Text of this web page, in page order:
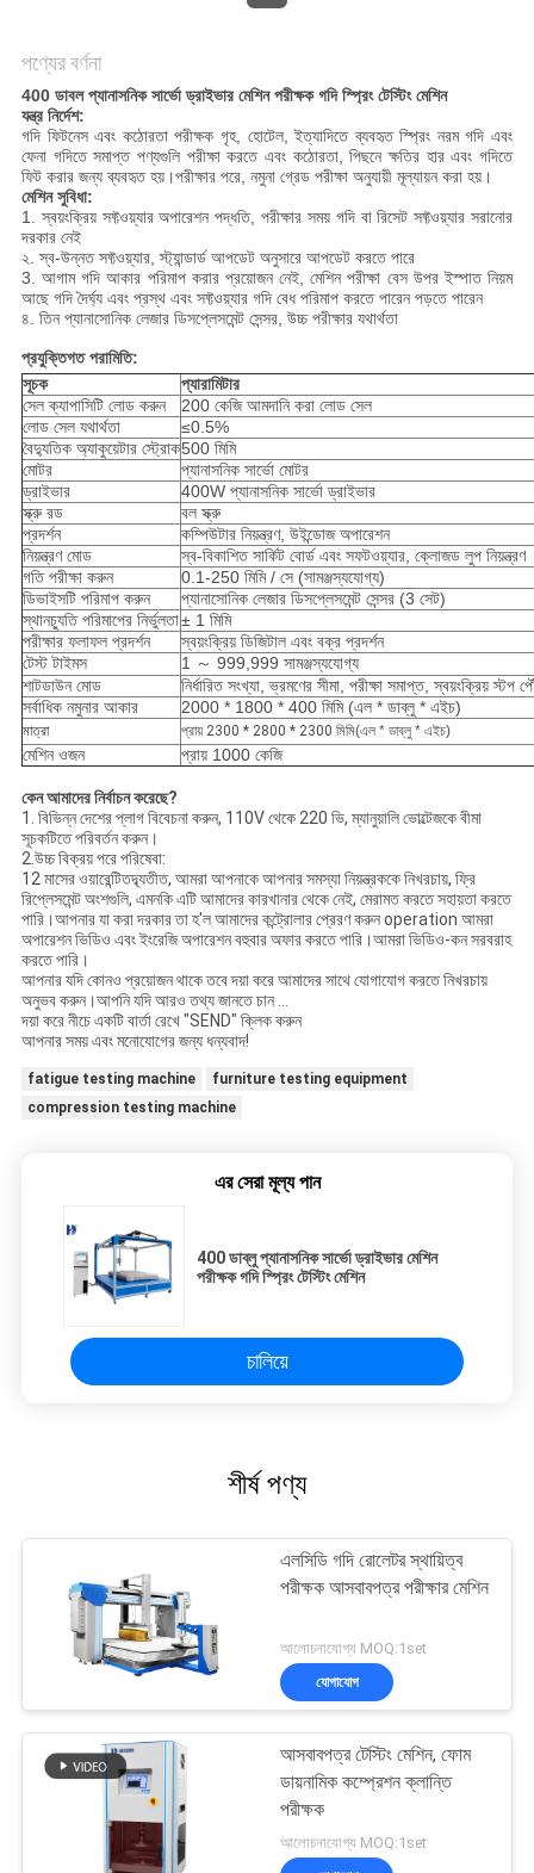
পণ্যের বর্ণনা
400 ডাবল প্যানাসনিক সার্ভো ড্রাইভার মেশিন পরীক্ষক গদি স্প্রিং টেস্টিং মেশিন
যন্ত্র নির্দেশ:
গদি ফিটনেস এবং কঠোরতা পরীক্ষক গৃহ, হোটেল, ইত্যাদিতে ব্যবহৃত স্প্রিং নরম গদি এবং
ফেনা গদিতে সমাপ্ত পণ্যগুলি পরীক্ষা করতে এবং কঠোরতা, পিছনে ক্ষতির হার এবং গদিতে
ফিট করার জন্য ব্যবহৃত হয়।পরীক্ষার পরে, নমুনা গ্রেড পরীক্ষা অনুযায়ী মূল্যায়ন করা হয়।
মেশিন সুবিধা:
1. স্বয়ংক্রিয় সফ্টওয়্যার অপারেশন পদ্ধতি, পরীক্ষার সময় গদি বা রিসেট সফ্টওয়্যার সরানোর
দরকার নেই
২. স্ব-উন্নত সফ্টওয়্যার, স্ট্যান্ডার্ড আপডেট অনুসারে আপডেট করতে পারে
3. আগাম গদি আকার পরিমাপ করার প্রয়োজন নেই, মেশিন পরীক্ষা বেস উপর ইস্পাত নিয়ম
আছে গদি দৈর্ঘ্য এবং প্রস্থ এবং সফ্টওয়্যার গদি বেধ পরিমাপ করতে পারেন পড়তে পারেন
৪. তিন প্যানাসোনিক লেজার ডিসপ্লেসমেন্ট সেন্সর, উচ্চ পরীক্ষার যথার্থতা
প্রযুক্তিগত পরামিতি:
সূচক
প্যারামিটার
সেল ক্যাপাসিটি লোড করুন
200 কেজি আমদানি করা লোড সেল
লোড সেল যথার্থতা
≤0.5%
বৈদ্যুতিক অ্যাকুয়েটার স্ট্রোক500 মিমি
মোটর
প্যানাসনিক সার্ভো মোটর
ড্রাইভার
400W প্যানাসনিক সার্ভো ড্রাইভার
স্ক্রু রড
বল স্ক্রু
প্রদর্শন
কম্পিউটার নিয়ন্ত্রণ, উইন্ডোজ অপারেশন
নিয়ন্ত্রণ মোড
স্ব-বিকাশিত সার্কিট বোর্ড এবং সফটওয়্যার, ক্লোজড লুপ নিয়ন্ত্রণ
গতি পরীক্ষা করুন
0.1-250 মিমি / সে (সামঞ্জস্যযোগ্য)
ডিভাইসটি পরিমাপ করুন
প্যানাসোনিক লেজার ডিসপ্লেসমেন্ট সেন্সর (3 সেট)
স্থানচ্যুতি পরিমাপের নির্ভুলতা± 1 মিমি
পরীক্ষার ফলাফল প্রদর্শন
স্বয়ংক্রিয় ডিজিটাল এবং বক্র প্রদর্শন
টেস্ট টাইমস
1 ～ 999,999 সামঞ্জস্যযোগ্য
শাটডাউন মোড
নির্ধারিত সংখ্যা, ভ্রমণের সীমা, পরীক্ষা সমাপ্ত, স্বয়ংক্রিয় স্টপ
সর্বাধিক নমুনার আকার
2000 * 1800 * 400 মিমি (এল * ডাব্লু * এইচ)
মাত্রা প্রায় 2300 * 2800 * 2300 মিমি(এল * ডাব্লু * এইচ)
মেশিন ওজন প্রায় 1000 কেজি
কেন আমাদের নির্বাচন করেছে?
1. বিভিন্ন দেশের প্লাগ বিবেচনা করুন, 110V থেকে 220 ভি, ম্যানুয়ালি ভোল্টেজকে বীমা
সূচকটিতে পরিবর্তন করুন।
2.উচ্চ বিক্রয় পরে পরিষেবা:
12 মাসের ওয়ারেন্টিতদ্ব্যতীত, আমরা আপনাকে আপনার সমস্যা নিয়ন্ত্রককে নিখরচায়, ফ্রি
রিপ্লেসমেন্ট অংশগুলি, এমনকি এটি আমাদের কারখানার থেকে নেই, মেরামত করতে সহায়তা করতে
পারি।আপনার যা করা দরকার তা হ'ল আমাদের কন্ট্রোলার প্রেরণ করুন operation আমরা
অপারেশন ভিডিও এবং ইংরেজি অপারেশন বহুবার অফার করতে পারি।আমরা ভিডিও-কন সরবরাহ
করতে পারি।
আপনার যদি কোনও প্রয়োজন থাকে তবে দয়া করে আমাদের সাথে যোগাযোগ করতে নিখরচায়
অনুভব করুন।আপনি যদি আরও তথ্য জানতে চান ...
দয়া করে নীচে একটি বার্তা রেখে "SEND" ক্লিক করুন
আপনার সময় এবং মনোযোগের জন্য ধন্যবাদ!
fatigue testing machine
furniture testing equipment
compression testing machine
এর সেরা মূল্য পান
400 ডাব্লু প্যানাসনিক সার্ভো ড্রাইভার মেশিন
পরীক্ষক গদি স্প্রিং টেস্টিং মেশিন
চালিয়ে
শীর্ষ পণ্য
এলসিডি গদি রোলেটর স্থায়িত্ব
পরীক্ষক আসবাবপত্র পরীক্ষার মেশিন
আলোচনাযোগ্য MOQ:1set
যোগাযোগ
আসবাবপত্র টেস্টিং মেশিন, ফোম
ডায়নামিক কম্প্রেশন ক্লান্তি
পরীক্ষক
আলোচনাযোগ্য MOQ:1set